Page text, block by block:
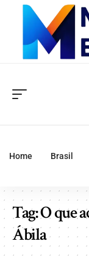
Home Brasil
Tag:O que
Ábila